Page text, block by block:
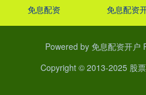
免息配资 免息配资
Powered by 免息配资开户
Copyright © 2013-2025 股